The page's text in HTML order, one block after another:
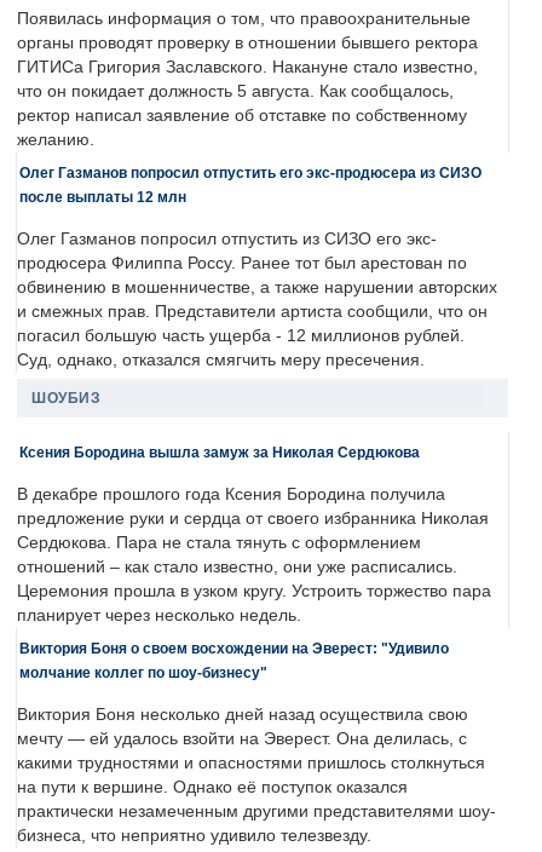
Появилась информация о том, что правоохранительные
органы проводят проверку в отношении бывшего ректора
ГИТИСа Григория Заславского. Накануне стало известно,
что он покидает должность 5 августа. Как сообщалось,
ректор написал заявление об отставке по собственному
желанию.
Олег Газманов попросил отпустить его экс-продюсера из СИЗО
после выплаты 12 млн
Олег Газманов попросил отпустить из СИЗО его экс-
продюсера Филиппа Россу. Ранее тот был арестован по
обвинению в мошенничестве, а также нарушении авторских
и смежных прав. Представители артиста сообщили, что он
погасил большую часть ущерба - 12 миллионов рублей.
Суд, однако, отказался смягчить меру пресечения.
ШОУБИЗ
Ксения Бородина вышла замуж за Николая Сердюкова
В декабре прошлого года Ксения Бородина получила
предложение руки и сердца от своего избранника Николая
Сердюкова. Пара не стала тянуть с оформлением
отношений – как стало известно, они уже расписались.
Церемония прошла в узком кругу. Устроить торжество пара
планирует через несколько недель.
Виктория Боня о своем восхождении на Эверест: "Удивило
молчание коллег по шоу-бизнесу"
Виктория Боня несколько дней назад осуществила свою
мечту — ей удалось взойти на Эверест. Она делилась, с
какими трудностями и опасностями пришлось столкнуться
на пути к вершине. Однако её поступок оказался
практически незамеченным другими представителями шоу-
бизнеса, что неприятно удивило телезвезду.